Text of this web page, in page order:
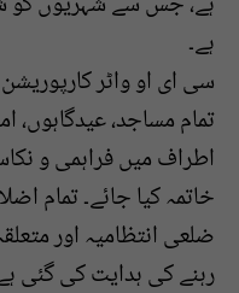
ہے۔
سی ای او واٹر
تمام مساجد، عیدگاہوں،
اطراف میں فراہمی و
خاتمہ کیا جائے۔ تمام
ضلعی انتظامیہ اور
رہنے کی ہدایت کی گئی